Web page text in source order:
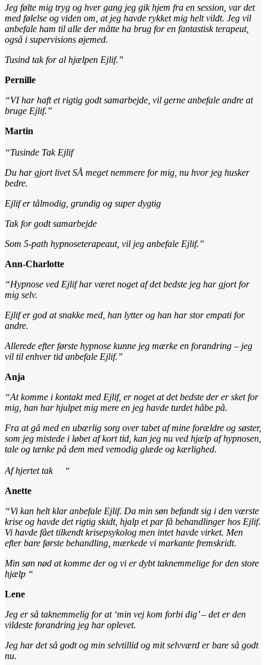
Jeg følte mig tryg og hver gang jeg gik hjem fra en session, var det
med følelse og viden om, at jeg havde rykket mig helt vildt. Jeg vil
anbefale ham til alle der måtte ha brug for en fantastisk terapeut,
også i supervisions øjemed.
Tusind tak for al hjælpen Ejlif.”
Pernille
“VI har haft et rigtig godt samarbejde, vil gerne anbefale andre at
bruge Ejlif.”
Martin
“Tusinde Tak Ejlif
Du har gjort livet SÅ meget nemmere for mig, nu hvor jeg husker
bedre.
Ejlif er tålmodig, grundig og super dygtig
Tak for godt samarbejde
Som 5-path hypnoseterapeaut, vil jeg anbefale Ejlif.”
Ann-Charlotte
“Hypnose ved Ejlif har været noget af det bedste jeg har gjort for
mig selv.
Ejlif er god at snakke med, han lytter og han har stor empati for
andre.
Allerede efter første hypnose kunne jeg mærke en forandring – jeg
vil til enhver tid anbefale Ejlif.”
Anja
“At komme i kontakt med Ejlif, er noget at det bedste der er sket for
mig, han har hjulpet mig mere en jeg havde turdet håbe på.
Fra at gå med en ubærlig sorg over tabet af mine forældre og søster,
som jeg mistede i løbet af kort tid, kan jeg nu ved hjælp af hypnosen,
tale og tænke på dem med vemodig glæde og kærlighed.
Af hjertet tak
“
Anette
“Vi kan helt klar anbefale Ejlif. Da min søn befandt sig i den værste
krise og havde det rigtig skidt, hjalp et par få behandlinger hos Ejlif.
Vi havde fået tilkendt krisepsykolog men intet havde virket. Men
efter bare første behandling, mærkede vi markante fremskridt.
Min søn nød at komme der og vi er dybt taknemmelige for den store
hjælp “
Lene
Jeg er så taknemmelig for at ‘min vej kom forbi dig’ – det er den
vildeste forandring jeg har oplevet.
Jeg har det så godt og min selvtillid og mit selvværd er bare så godt
nu.